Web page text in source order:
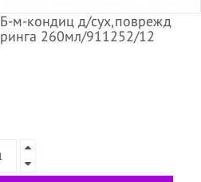
м-кондиц д/сух,поврежд
260мл/911252/12